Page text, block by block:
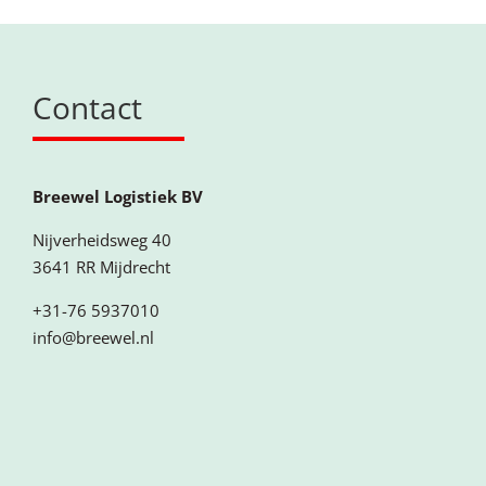
Contact
Breewel Logistiek BV
Nijverheidsweg 40
3641 RR Mijdrecht
+31-76 5937010
info@breewel.nl